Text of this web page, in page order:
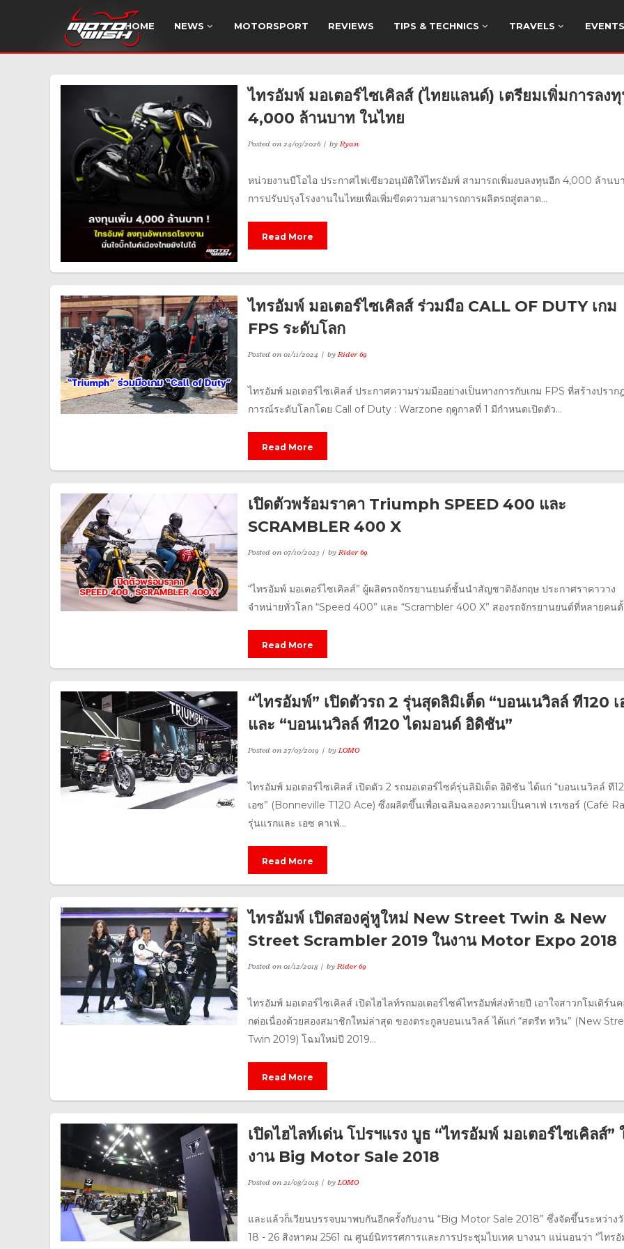
HOME NEWS MOTORSPORT REVIEWS TIPS & TECHNICS TRAVELS EVENTS
ไทรอัมพ์ มอเตอร์ไซเคิลส์ (ไทยแลนด์) เตรียมเพิ่มการลง
4,000 ล้านบาท ในไทย
Posted on24/03/2026 byRyan
หน่วยงานบีโอไอ ประกาศไฟเขียวอนุมัติให้ไทรอัมพ์ สามารถเพิ่มงบลงทุนอีก 4,000 ล้านบ
การปรับปรุงโรงงานในไทยเพื่อเพิ่มขีดความสามารถการผลิตรถสู่ตลาด...
Read More
ไทรอัมพ์ มอเตอร์ไซเคิลส์ ร่วมมือ CALL OF DUTY เกม
FPS ระดับโลก
Posted on01/11/2024 byRider 69
ไทรอัมพ์ มอเตอร์ไซเคิลส์ ประกาศความร่วมมืออย่างเป็นทางการกับเกม FPS ที่สร้างปราก
การณ์ระดับโลกโดย Call of Duty : Warzone ฤดูกาลที่ 1 มีกำหนดเปิดตัว...
Read More
เปิดตัวพร้อมราคา Triumph SPEED 400 และ
SCRAMBLER 400 X
Posted on07/10/2023 byRider 69
“ไทรอัมพ์ มอเตอร์ไซเคิลส์” ผู้ผลิตรถจักรยานยนต์ชั้นนำสัญชาติอังกฤษ ประกาศราคาวาง
จำหน่ายทั่วโลก “Speed 400” และ “Scrambler 400 X” สองรถจักรยานยนต์ที่หลายคนตั้
Read More
“ไทรอัมพ์” เปิดตัวรถ 2 รุ่นสุดลิมิเต็ด “บอนเนวิลล์ ที120 เ
และ “บอนเนวิลล์ ที120 ไดมอนด์ อิดิชัน”
Posted on27/03/2019 byLOMO
ไทรอัมพ์ มอเตอร์ไซเคิลส์ เปิดตัว 2 รถมอเตอร์ไซค์รุ่นลิมิเต็ด อิดิชัน ได้แก่ “บอนเนวิลล์ ที
เอซ” (Bonneville T120 Ace) ซึ่งผลิตขึ้นเพื่อเฉลิมฉลองความเป็นคาเฟ่ เรเซอร์ (Café
รุ่นแรกและ เอซ คาเฟ่...
Read More
ไทรอัมพ์ เปิดสองคู่หูใหม่ New Street Twin & New
Street Scrambler 2019 ในงาน Motor Expo 2018
Posted on01/12/2018 byRider 69
ไทรอัมพ์ มอเตอร์ไซเคิลส์ เปิดไฮไลท์รถมอเตอร์ไซค์ไทรอัมพ์ส่งท้ายปี เอาใจสาวกโมเดิร์น
กต่อเนื่องด้วยสองสมาชิกใหม่ล่าสุด ของตระกูลบอนเนวิลล์ ได้แก่ “สตรีท ทวิน” (New
Twin 2019) โฉมใหม่ปี 2019...
Read More
เปิดไฮไลท์เด่น โปรฯแรง บูธ “ไทรอัมพ์ มอเตอร์ไซเคิลส์”
งาน Big Motor Sale 2018
Posted on21/08/2018 byLOMO
และแล้วก็เวียนบรรจบมาพบกันอีกครั้งกับงาน “Big Motor Sale 2018” ซึ่งจัดขึ้นระหว่าง
18 - 26 สิงหาคม 2561 ณ ศูนย์นิทรรศการและการประชุมไบเทค บางนา แน่นอนว่า “ไทร